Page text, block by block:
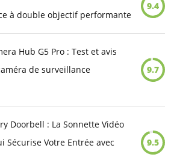
à double objectif performante
9.4
Hub G5 Pro : Test et avis
de surveillance
9.7
Doorbell : La Sonnette Vidéo
Sécurise Votre Entrée avec
9.5